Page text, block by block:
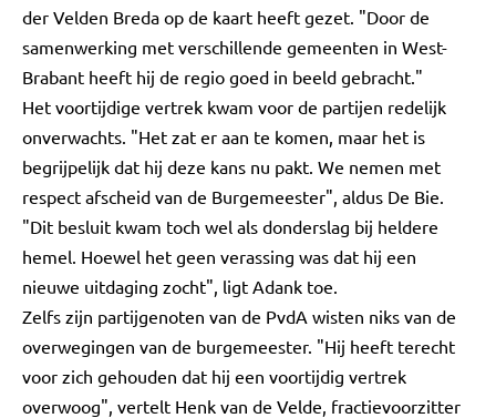
der Velden Breda op de kaart heeft gezet. "Door de
samenwerking met verschillende gemeenten in West-
Brabant heeft hij de regio goed in beeld gebracht."
Het voortijdige vertrek kwam voor de partijen redelijk
onverwachts. "Het zat er aan te komen, maar het is
begrijpelijk dat hij deze kans nu pakt. We nemen met
respect afscheid van de Burgemeester", aldus De Bie.
"Dit besluit kwam toch wel als donderslag bij heldere
hemel. Hoewel het geen verassing was dat hij een
nieuwe uitdaging zocht", ligt Adank toe.
Zelfs zijn partijgenoten van de PvdA wisten niks van de
overwegingen van de burgemeester. "Hij heeft terecht
voor zich gehouden dat hij een voortijdig vertrek
overwoog", vertelt Henk van de Velde, fractievoorzitter